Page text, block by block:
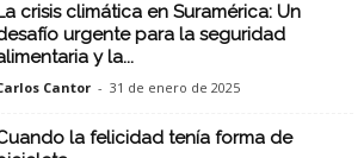
crisis climática en Suramérica: Un
urgente para la seguridad
y la...
Cantor - 31 de enero de 2025
la felicidad tenía forma de